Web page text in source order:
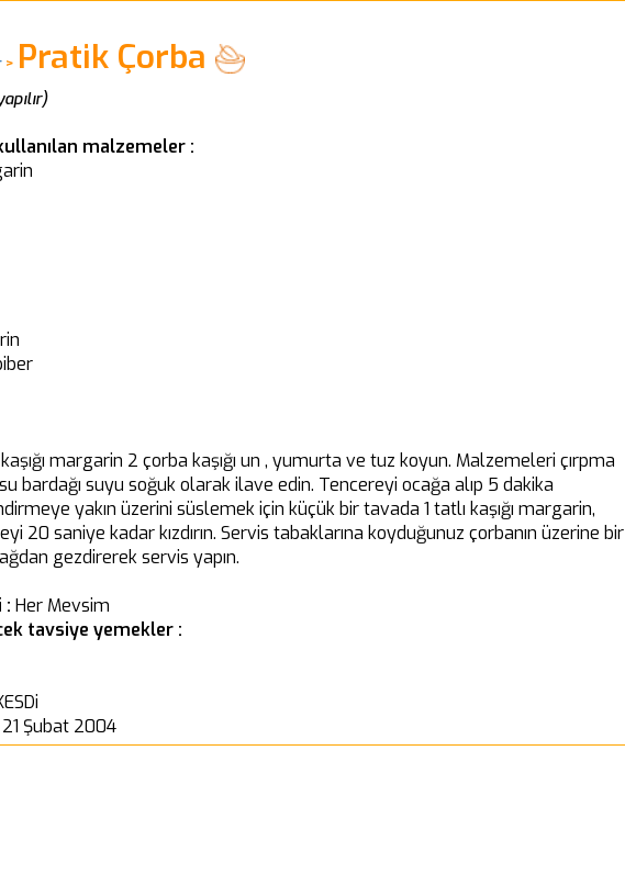
> Pratik Çorba
malzemeler :
margarin 2 çorba kaşığı un , yumurta ve tuz koyun. Malzemeleri çırpma
bardağı suyu soğuk olarak ilave edin. Tencereyi ocağa alıp 5 dakika
yakın üzerini süslemek için küçük bir tavada 1 tatlı kaşığı margarin,
20 saniye kadar kızdırın. Servis tabaklarına koyduğunuz çorbanın üzerine bir
gezdirerek servis yapın.
: Her Mevsim
tavsiye yemekler :
21 Şubat 2004